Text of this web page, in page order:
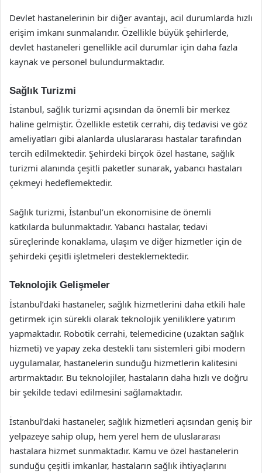
Devlet hastanelerinin bir diğer avantajı, acil durumlarda hızlı
erişim imkanı sunmalarıdır. Özellikle büyük şehirlerde,
devlet hastaneleri genellikle acil durumlar için daha fazla
kaynak ve personel bulundurmaktadır.
Sağlık Turizmi
İstanbul, sağlık turizmi açısından da önemli bir merkez
haline gelmiştir. Özellikle estetik cerrahi, diş tedavisi ve göz
ameliyatları gibi alanlarda uluslararası hastalar tarafından
tercih edilmektedir. Şehirdeki birçok özel hastane, sağlık
turizmi alanında çeşitli paketler sunarak, yabancı hastaları
çekmeyi hedeflemektedir.
Sağlık turizmi, İstanbul’un ekonomisine de önemli
katkılarda bulunmaktadır. Yabancı hastalar, tedavi
süreçlerinde konaklama, ulaşım ve diğer hizmetler için de
şehirdeki çeşitli işletmeleri desteklemektedir.
Teknolojik Gelişmeler
İstanbul’daki hastaneler, sağlık hizmetlerini daha etkili hale
getirmek için sürekli olarak teknolojik yeniliklere yatırım
yapmaktadır. Robotik cerrahi, telemedicine (uzaktan sağlık
hizmeti) ve yapay zeka destekli tanı sistemleri gibi modern
uygulamalar, hastanelerin sunduğu hizmetlerin kalitesini
artırmaktadır. Bu teknolojiler, hastaların daha hızlı ve doğru
bir şekilde tedavi edilmesini sağlamaktadır.
İstanbul’daki hastaneler, sağlık hizmetleri açısından geniş bir
yelpazeye sahip olup, hem yerel hem de uluslararası
hastalara hizmet sunmaktadır. Kamu ve özel hastanelerin
sunduğu çeşitli imkanlar, hastaların sağlık ihtiyaçlarını